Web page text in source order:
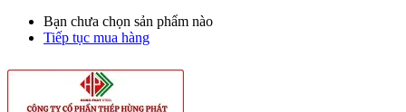
Bạn chưa chọn sản phẩm nào
Tiếp tục mua hàng